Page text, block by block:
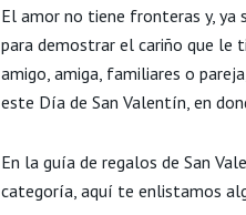
El amor no tiene fronteras y, ya
para demostrar el cariño que le
amigo, amiga, familiares o pareja,
este Día de San Valentín, en
En la guía de regalos de San
categoría, aquí te enlistamos